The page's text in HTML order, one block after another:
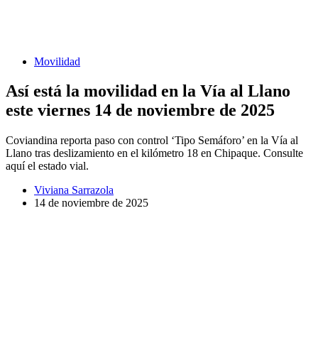
Movilidad
Así está la movilidad en la Vía al Llano
este viernes 14 de noviembre de 2025
Coviandina reporta paso con control ‘Tipo Semáforo’ en la Vía al
Llano tras deslizamiento en el kilómetro 18 en Chipaque. Consulte
aquí el estado vial.
Viviana Sarrazola
14 de noviembre de 2025